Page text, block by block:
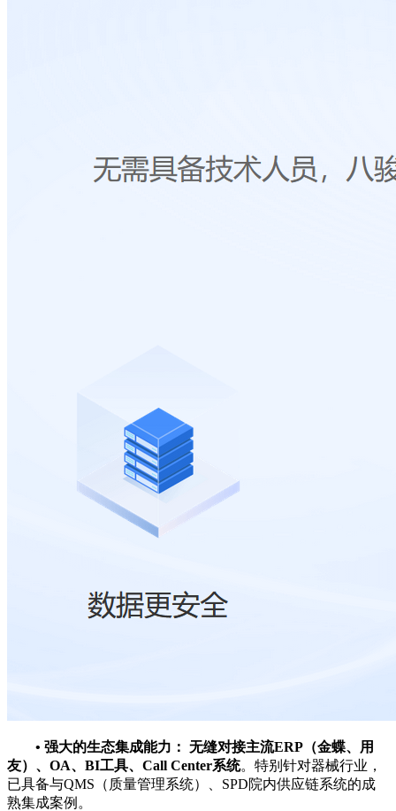
• 强大的生态集成能力： 无缝对接主流ERP（金蝶、用
友）、OA、BI工具、Call Center系统。特别针对器械行业，
已具备与QMS（质量管理系统）、SPD院内供应链系统的成
熟集成案例。